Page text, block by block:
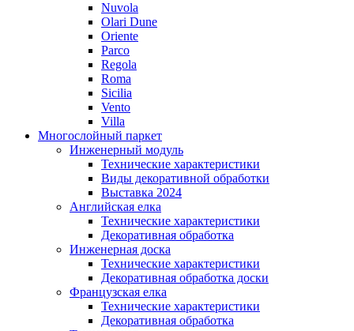
Nuvola
Olari Dune
Oriente
Parco
Regola
Roma
Sicilia
Vento
Villa
Многослойный паркет
Инженерный модуль
Технические характеристики
Виды декоративной обработки
Выставка 2024
Английская елка
Технические характеристики
Декоративная обработка
Инженерная доска
Технические характеристики
Декоративная обработка доски
Французская елка
Технические характеристики
Декоративная обработка